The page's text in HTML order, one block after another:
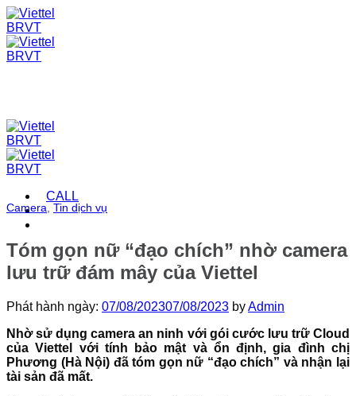
Skip
to
content
CALL
Camera Tin dịch vụ
Tóm gọn nữ “đạo chích” nhờ camera
lưu trữ đám mây của Viettel
Phát hành ngày: 07/08/202307/08/2023 byAdmin
Nhờ sử dụng camera an ninh với gói cước lưu trữ Cloud
của Viettel với tính bảo mật và ổn định, gia đình chị
Phương (Hà Nội) đã tóm gọn nữ “đạo chích” và nhận lại
tài sản đã mất.